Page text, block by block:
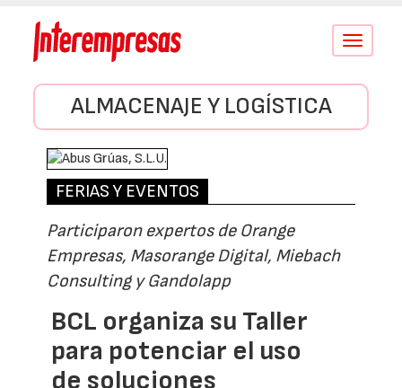
Conmutar
ALMACENAJE Y LOGÍSTICA
FERIAS Y EVENTOS
Participaron expertos de Orange
Empresas, Masorange Digital, Miebach
Consulting y Gandolapp
BCL organiza su Taller
para potenciar el uso
de soluciones